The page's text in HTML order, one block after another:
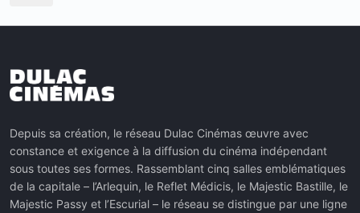
Depuis sa création, le réseau Dulac Cinémas œuvre avec
constance et exigence à la diffusion du cinéma indépendant
sous toutes ses formes. Rassemblant cinq salles emblématiques
de la capitale – l’Arlequin, le Reflet Médicis, le Majestic Bastille, le
Majestic Passy et l’Escurial – le réseau se distingue par une ligne